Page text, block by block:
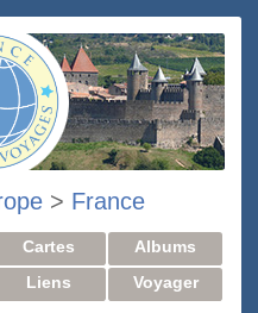
> France
Cartes
Albums
Liens Voyager